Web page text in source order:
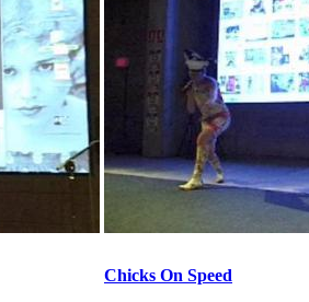
Chicks On Speed